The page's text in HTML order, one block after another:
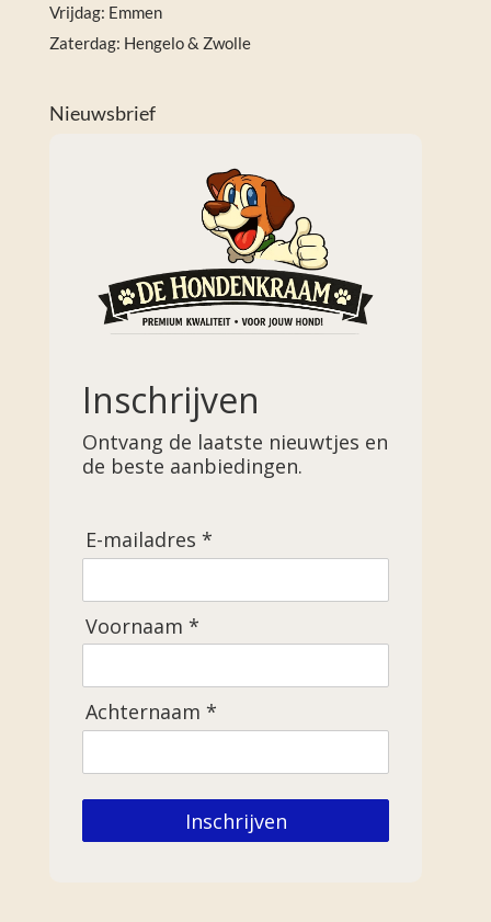
Vrijdag: Emmen
Zaterdag: Hengelo & Zwolle
Nieuwsbrief
Inschrijven
Ontvang de laatste nieuwtjes en
de beste aanbiedingen.
E-mailadres *
Voornaam *
Achternaam *
Inschrijven